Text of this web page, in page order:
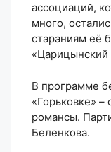
ассоциаций,
много,
стараниям её
«Царицынский
В программе
«Горьковке»
романсы.
Беленкова.